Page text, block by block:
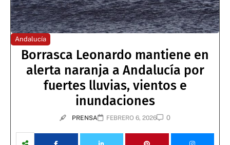
Andalucía
Borrasca Leonardo mantiene en
alerta naranja a Andalucía por
fuertes lluvias, vientos e
inundaciones
PRENSA FEBRERO 6, 2026 0